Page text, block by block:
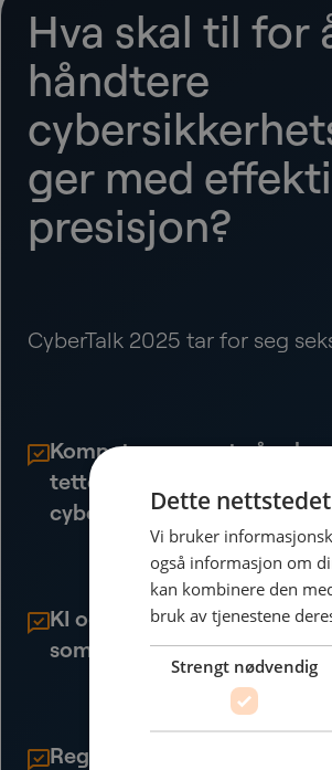
Hva skal til for
håndtere
ger med
presisjon?
CyberTalk 2025 tar for seg
Kompetansegapet på
tetter vi gapet og styrker
KI og ny teknologi: Hvordan
som et forsvar og en
Regulatoriske krav:
Dette
Vi bruker
også informasjon om
kan kombinere den
bruk av tjenestene
Strengt nødvendig